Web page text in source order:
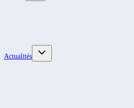
Actualités